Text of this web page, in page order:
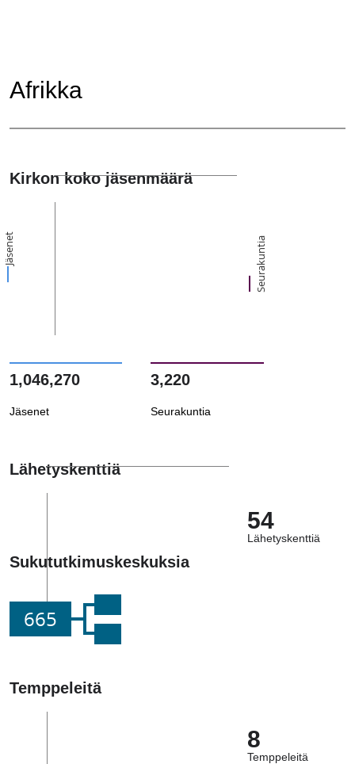
Afrikka
Kirkon koko jäsenmäärä
Jäsenet Seurakuntia
1,046,270
Jäsenet
3,220
Seurakuntia
Lähetyskenttiä
54
Lähetyskenttiä
Sukututkimuskeskuksia
665
Temppeleitä
8
Temppeleitä